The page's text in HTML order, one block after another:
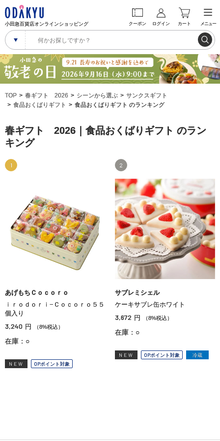
小田急百貨店オンラインショッピング クーポン ログイン カート メニュー
TOP 春ギフト 2026 シーンから選ぶ
サンクスギフト
食品おくばりギフト
食品おくばりギフト のランキング
春ギフト 2026｜食品おくばりギフト のラン
キング
1
あげもちＣｏｃｏｒｏ
ｉｒｏｄｏｒｉ−Ｃｏｃｏｒｏ５５
個入り
3,240 円 （8%税込）
在庫：○
NEW OPポイント対象
2
サブレミシェル
ケーキサブレ缶ホワイト
3,672 円 （8%税込）
在庫：○
NEW OPポイント対象 冷蔵